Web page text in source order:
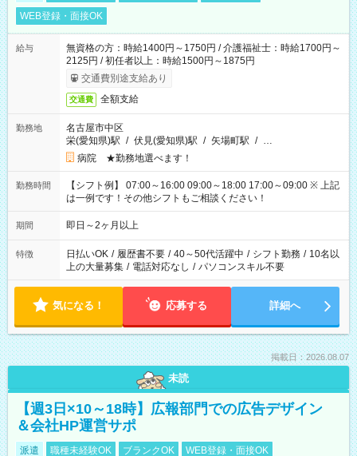
WEB登録・面接OK
給与
無資格の方：時給1400円～1750円 / 介護福祉士：時給1700円～
2125円 / 初任者以上：時給1500円～1875円
交通費別途支給あり
交通費 全額支給
勤務地
名古屋市中区
栄(愛知県)駅 / 伏見(愛知県)駅 / 矢場町駅 / …
病院 ★勤務地選べます！
勤務時間
【シフト例】 07:00～16:00 09:00～18:00 17:00～09:00 ※ 上記
は一例です！その他シフトもご相談ください！
期間 即日～2ヶ月以上
特徴 日払いOK / 履歴書不要 / 40～50代活躍中 / シフト勤務 / 10名以
上の大量募集 / 電話対応なし / パソコンスキル不要
気になる！ 応募する 詳細へ
掲載日：2026.08.07
未読
【週3日×10～18時】広報部門での広告デザイン
＆会社HP運営サポ
派遣 職種未経験OK ブランクOK WEB登録・面接OK